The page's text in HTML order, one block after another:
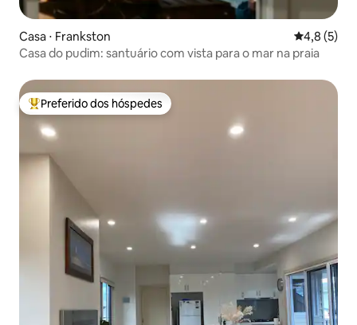
Casa ⋅ Frankston 4,8 de
4,8 (5)
Casa do pudim: santuário com vista para o mar na praia
Entre os melhores preferidos dos hóspedes
Preferido dos hóspedes